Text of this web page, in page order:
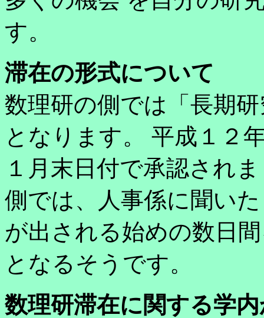
す。
滞在の形式について
数理研の側では「長期
となります。 平成１２
１月末日付で承認され
側では、人事係に聞い
が出される始めの数日
となるそうです。
数理研滞在に関する学